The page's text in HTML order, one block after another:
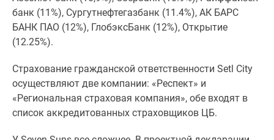
банк (11%), Сургутнефтегазбанк (11.4%), АК БАРС
БАНК ПАО (12%), ГлобэксБанк (12%), Открытие
(12.25%).
Страхование гражданской ответственности Setl City
осуществляют две компании: «Респект» и
«Региональная страховая компания», обе входят в
список аккредитованных страховщиков ЦБ.